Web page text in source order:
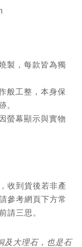
製，每款皆為獨
般工整，本身保
。
螢幕顯示與實物
，收到貨後若非產
參考網頁下方常
請三思。
及大理石，也是石